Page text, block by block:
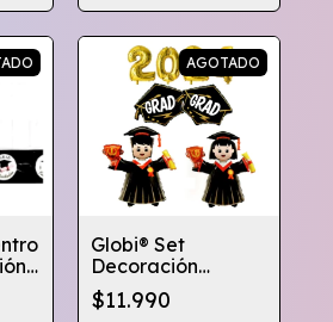
AGOTADO
Globi® Set
Decoración
Celebración
Globos Grandes
$11.990